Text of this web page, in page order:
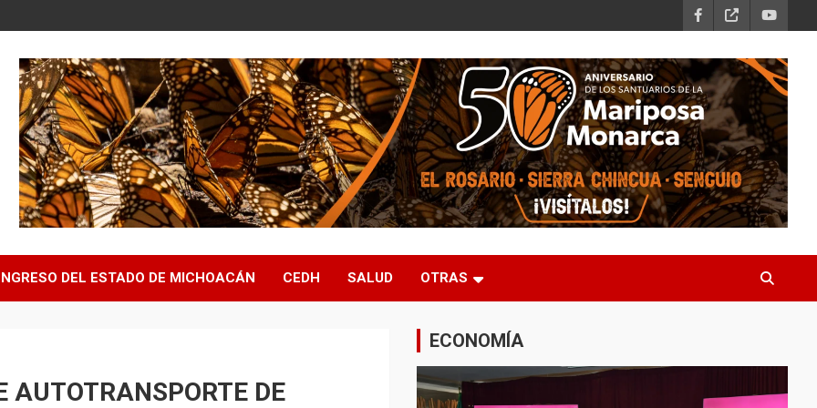
DEL ESTADO DE MICHOACÁN CEDH SALUD OTRAS
AUTOTRANSPORTE DE
ECONOMÍA